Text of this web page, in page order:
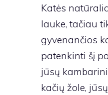
Katės
lauke, tačiau
gyvenančios
patenkinti šį
jūsų
kačių žole,